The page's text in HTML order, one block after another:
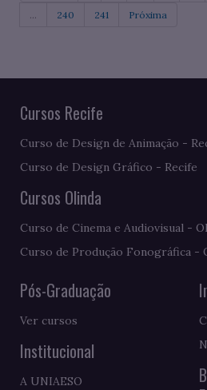
... 240 241 Próxima
Cursos Recife
Curso de Design de Animação -
Curso de Design Gráfico - Recife
Cursos Olinda
Curso de Cinema e Audiovisual -
Curso de Produção Fonográfica -
Pós-Graduação
Ver cursos
Institucional
A UNIAESO